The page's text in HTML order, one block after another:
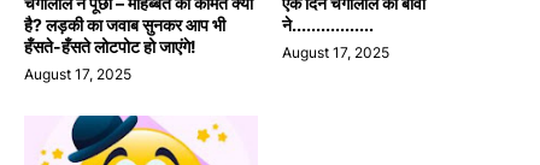
है? लड़की का जवाब सुनकर आप भी
हँसते-हँसते लोटपोट हो जाएंगे!
August 17, 2025
ने.................
August 17, 2025